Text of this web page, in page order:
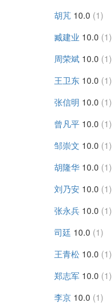
胡芃 10.0 (1)
臧建业 10.0 (1)
周荣斌 10.0 (1)
王卫东 10.0 (1)
张信明 10.0 (1)
曾凡平 10.0 (1)
邹崇文 10.0 (1)
胡隆华 10.0 (1)
刘乃安 10.0 (1)
张永兵 10.0 (1)
司廷 10.0 (1)
王青松 10.0 (1)
郑志军 10.0 (1)
李京 10.0 (1)